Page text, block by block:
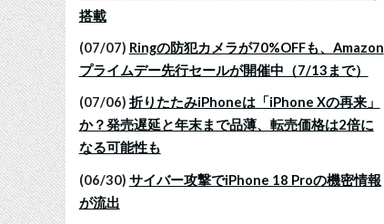
搭載
(07/07) Ringの防犯カメラが70%OFFも、Amazon
プライムデー先行セールが開催中（7/13まで）
(07/06) 折りたたみiPhoneは「iPhone Xの再来」
か？発売遅延と年末まで品薄、転売価格は2倍に
なる可能性も
(06/30) サイバー攻撃でiPhone 18 Proの機密情報
が流出